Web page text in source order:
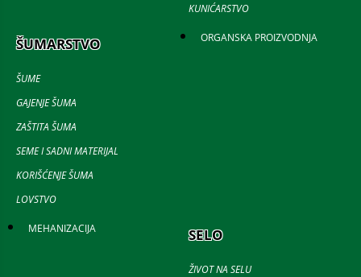
KUNIĆARSTVO
ŠUMARSTVO
ŠUME
GAJENJE ŠUMA
ZAŠTITA ŠUMA
SEME I SADNI MATERIJAL
KORIŠĆENJE ŠUMA
LOVSTVO
ORGANSKA PROIZVODNJA
MEHANIZACIJA SELO
ŽIVOT NA SELU